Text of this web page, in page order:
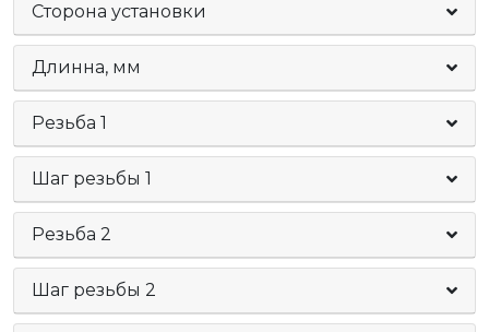
Сторона установки
Длинна, мм
Резьба 1
Шаг резьбы 1
Резьба 2
Шаг резьбы 2